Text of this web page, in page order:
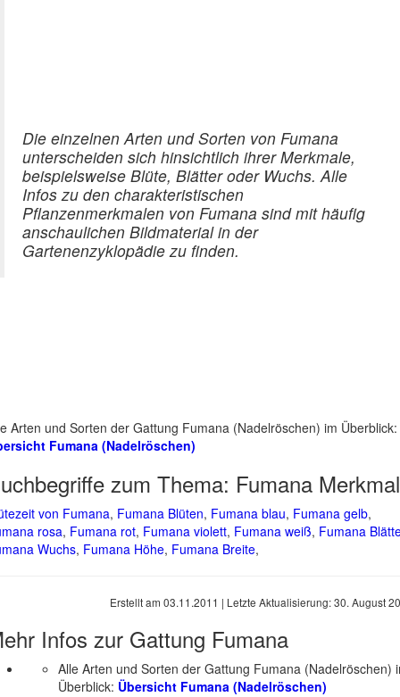
Die einzelnen Arten und Sorten von Fumana
unterscheiden sich hinsichtlich ihrer Merkmale,
beispielsweise Blüte, Blätter oder Wuchs. Alle
Infos zu den charakteristischen
Pflanzenmerkmalen von Fumana sind mit häufig
anschaulichen Bildmaterial in der
Gartenenzyklopädie zu finden.
Arten und Sorten der Gattung Fumana (Nadelröschen) im Überblick:
Fumana (Nadelröschen)
zum Thema: Fumana
von Fumana, Fumana Blüten, Fumana blau, Fumana gelb,
rosa, Fumana rot, Fumana violett, Fumana weiß, Fumana
Wuchs, Fumana Höhe, Fumana Breite,
Erstellt am 03.11.2011 | Letzte Aktualisierung:30. August
Infos zur Gattung Fumana
Alle Arten und Sorten der Gattung Fumana (Nadelröschen)
Überblick: Übersicht Fumana (Nadelröschen)